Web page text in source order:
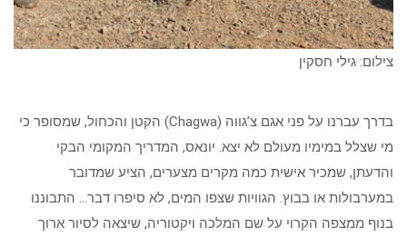
צילום: גילי חסקין
בדרך עברנו על פני אגם צ’גווה (Chagwa) הקטן והכחול, שמסופר כי
מי שצלל במימיו מעולם לא יצא. יונאס, המדריך המקומי הבקי
והדעתן, שמכיר אישית כמה מקרים מצערים, הציע שמדובר
במערבולות או בבוץ. הגוויות שצפו המים, לא סיפרו דבר… התבוננו
בנוף ממצפה הקרוי על שם המלכה ויקטוריה, שיצאה לסיור ארוך